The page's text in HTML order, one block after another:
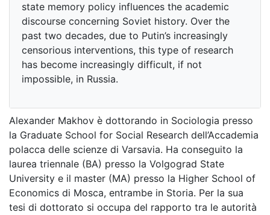
state memory policy influences the academic
discourse concerning Soviet history. Over the
past two decades, due to Putin’s increasingly
censorious interventions, this type of research
has become increasingly difficult, if not
impossible, in Russia.
Alexander Makhov è dottorando in Sociologia presso
la Graduate School for Social Research dell’Accademia
polacca delle scienze di Varsavia. Ha conseguito la
laurea triennale (BA) presso la Volgograd State
University e il master (MA) presso la Higher School of
Economics di Mosca, entrambe in Storia. Per la sua
tesi di dottorato si occupa del rapporto tra le autorità